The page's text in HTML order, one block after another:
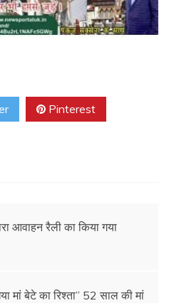
Pinterest
आवाहन रैली का किया गया
मां बेटे का रिश्ता” 52 साल की मां